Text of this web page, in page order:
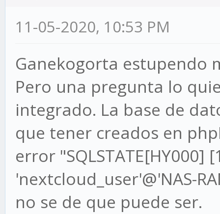
11-05-2020, 10:53 PM
Ganekogorta estupendo
Pero una pregunta lo
integrado. La base de
que tener creados en
error "SQLSTATE[HY000]
'nextcloud_user'@'NAS-
no se de que puede ser.